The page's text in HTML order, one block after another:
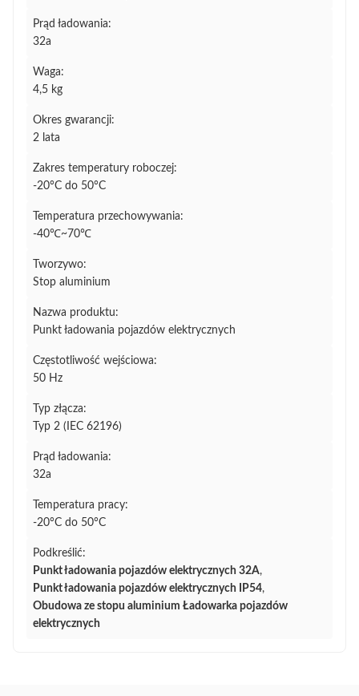
Prąd ładowania:
32a
Waga:
4,5 kg
Okres gwarancji:
2 lata
Zakres temperatury roboczej:
-20°C do 50°C
Temperatura przechowywania:
-40℃~70℃
Tworzywo:
Stop aluminium
Nazwa produktu:
Punkt ładowania pojazdów elektrycznych
Częstotliwość wejściowa:
50 Hz
Typ złącza:
Typ 2 (IEC 62196)
Prąd ładowania:
32a
Temperatura pracy:
-20°C do 50°C
Podkreślić:
Punkt ładowania pojazdów elektrycznych 32A,
Punkt ładowania pojazdów elektrycznych IP54,
Obudowa ze stopu aluminium Ładowarka pojazdów
elektrycznych